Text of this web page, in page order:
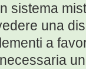
sistema
una
a